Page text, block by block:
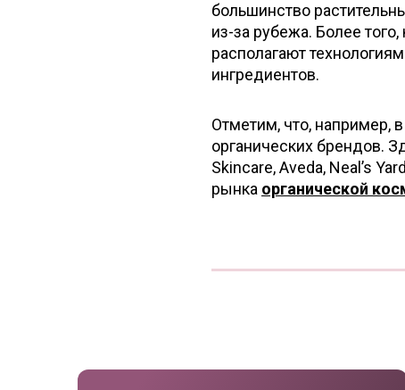
большинство
из-за рубежа. Более
располагают
ингредиентов.
Отметим, что, например,
органических брендов.
Skincare, Aveda, Neal’s
рынка органической